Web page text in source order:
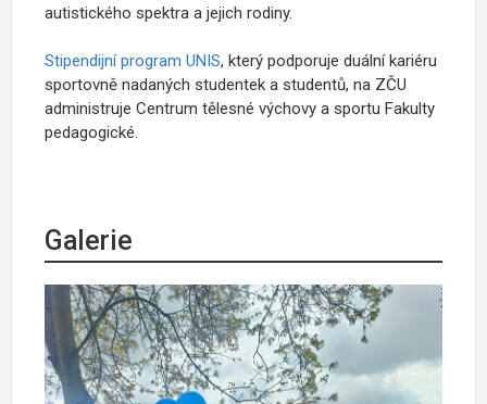
autistického spektra a jejich rodiny.
Stipendijní program UNIS, který podporuje duální kariéru
sportovně nadaných studentek a studentů, na ZČU
administruje Centrum tělesné výchovy a sportu Fakulty
pedagogické.
Galerie